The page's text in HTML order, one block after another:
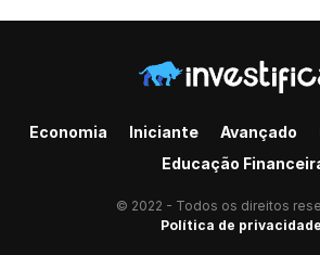
Economia Iniciante Avançado
Educação
© 2022 - Todos os direitos
Política de